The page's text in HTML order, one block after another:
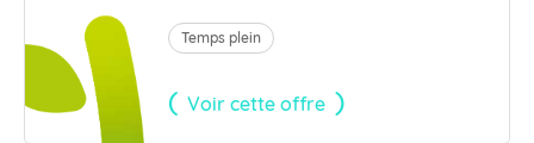
Temps plein
Voir cette offre